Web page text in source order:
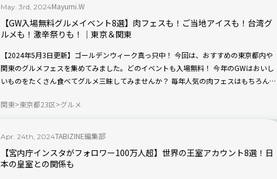
May. 3rd, 2024Mayumi.W
【GW入場無料グルメイベント8選】肉フェスも！ご当地アイスも！台湾グ
ルメも！激辛祭りも！｜東京＆関東
【2024年5月3日更新】ゴールデンウィーク真っ只中！ 今回は、おすすめの東京都内や
関東のグルメフェスを集めてみました。どのイベントも入場無料！ 今年のGWはおいし
いものをたくさん食べてグルメ三昧してみませんか？ 毎年人気の肉フェスはもちろん、
クするイベントがいっぱいです！
関東 東京都23区 グルメ
Apr. 24th, 2024TABIZINE編集部
【宮内庁インスタがフォロワー100万人超】世界の王室アカウント8選！日
本の皇室との関係も